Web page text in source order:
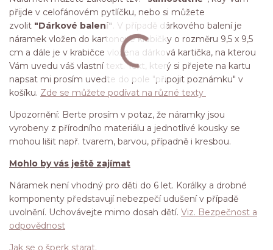
přijde v celofánovém pytlíčku, nebo si můžete
zvolit "Dárkové balení" . V případě dárkového balení je
náramek vložen do kartonové krabičky o rozměru 9,5 x 9,5
cm a dále je v krabičce vložena dárková kartička, na kterou
Vám uvedu váš vlastní text. Text, který si přejete na kartu
napsat mi prosím uveďte do pole "připojit poznámku" v
košíku. Zde se můžete podívat na různé texty
Upozornění: Berte prosím v potaz, že náramky jsou
vyrobeny z přírodního materiálu a jednotlivé kousky se
mohou lišit např. tvarem, barvou, případně i kresbou.
Mohlo by vás ještě zajímat
Náramek není vhodný pro děti do 6 let. Korálky a drobné
komponenty představují nebezpečí udušení v případě
uvolnění. Uchovávejte mimo dosah dětí. Viz. Bezpečnost a
odpovědnost
Jak se o šperk starat.